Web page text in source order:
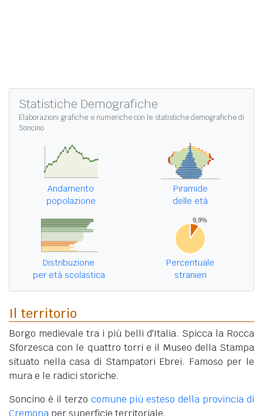
Statistiche Demografiche
Elaborazioni grafiche e numeriche con le statistiche demografiche di
Soncino
Andamento
popolazione
Piramide
delle età
Distribuzione
per età scolastica
Percentuale
stranieri
Il territorio
Borgo medievale tra i più belli d'Italia. Spicca la Rocca
Sforzesca con le quattro torri e il Museo della Stampa
situato nella casa di Stampatori Ebrei. Famoso per le
mura e le radici storiche.
Soncino è il terzo comune più esteso della provincia di